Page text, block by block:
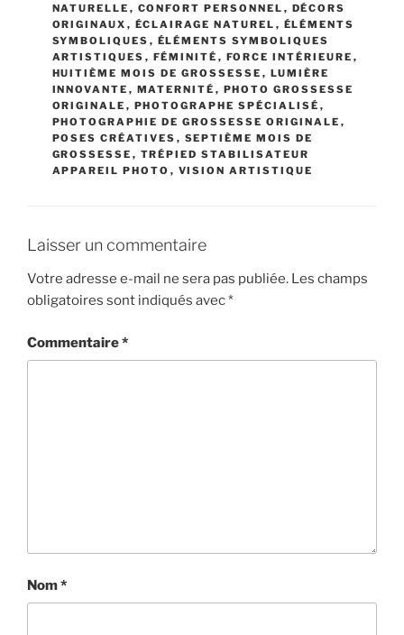
NATURELLE , CONFORT PERSONNEL , DÉCORS
ORIGINAUX , ÉCLAIRAGE NATUREL , ÉLÉMENTS
SYMBOLIQUES , ÉLÉMENTS SYMBOLIQUES
ARTISTIQUES , FÉMINITÉ , FORCE INTÉRIEURE ,
HUITIÈME MOIS DE GROSSESSE , LUMIÈRE
INNOVANTE , MATERNITÉ , PHOTO GROSSESSE
ORIGINALE , PHOTOGRAPHE SPÉCIALISÉ ,
PHOTOGRAPHIE DE GROSSESSE ORIGINALE ,
POSES CRÉATIVES , SEPTIÈME MOIS DE
GROSSESSE , TRÉPIED STABILISATEUR
APPAREIL PHOTO , VISION ARTISTIQUE
Laisser un commentaire
Votre adresse e-mail ne sera pas publiée. Les champs
obligatoires sont indiqués avec*
Commentaire*
Nom*